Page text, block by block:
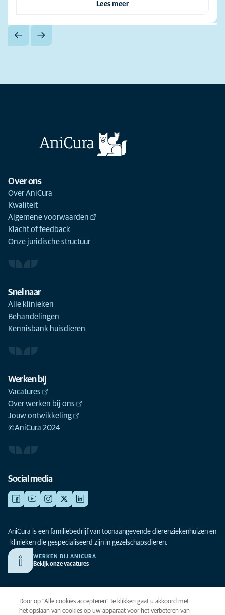
Lees meer
Over ons
Over AniCura
Kwaliteit
Algemene voorwaarden
Klacht of feedback
Onze juridische structuur
Snel naar
Alle klinieken
Behandelingen
Kennisbank huisdieren
Werken bij
Vacatures
Over werken bij ons
Jouw ontwikkeling
©AniCura 2024
Social media
AniCura is een familiebedrijf van toonaangevende dierenziekenhuizen en
-klinieken die gespecialiseerd zijn in gezelschapsdieren.
WERKEN BIJ ANICURA
Bekijk onze vacatures
Privacy
Algemene voorwaarden
Door op “Alle cookies accepteren” te klikken gaat u akkoord met
het opslaan van cookies op uw apparaat voor het verbeteren van